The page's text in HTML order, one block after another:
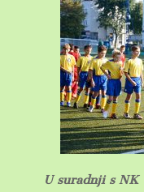
U suradnji s NK